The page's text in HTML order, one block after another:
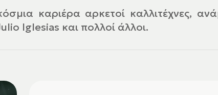
καριέρα αρκετοί καλλιτέχνες,
Iglesias και πολλοί άλλοι.